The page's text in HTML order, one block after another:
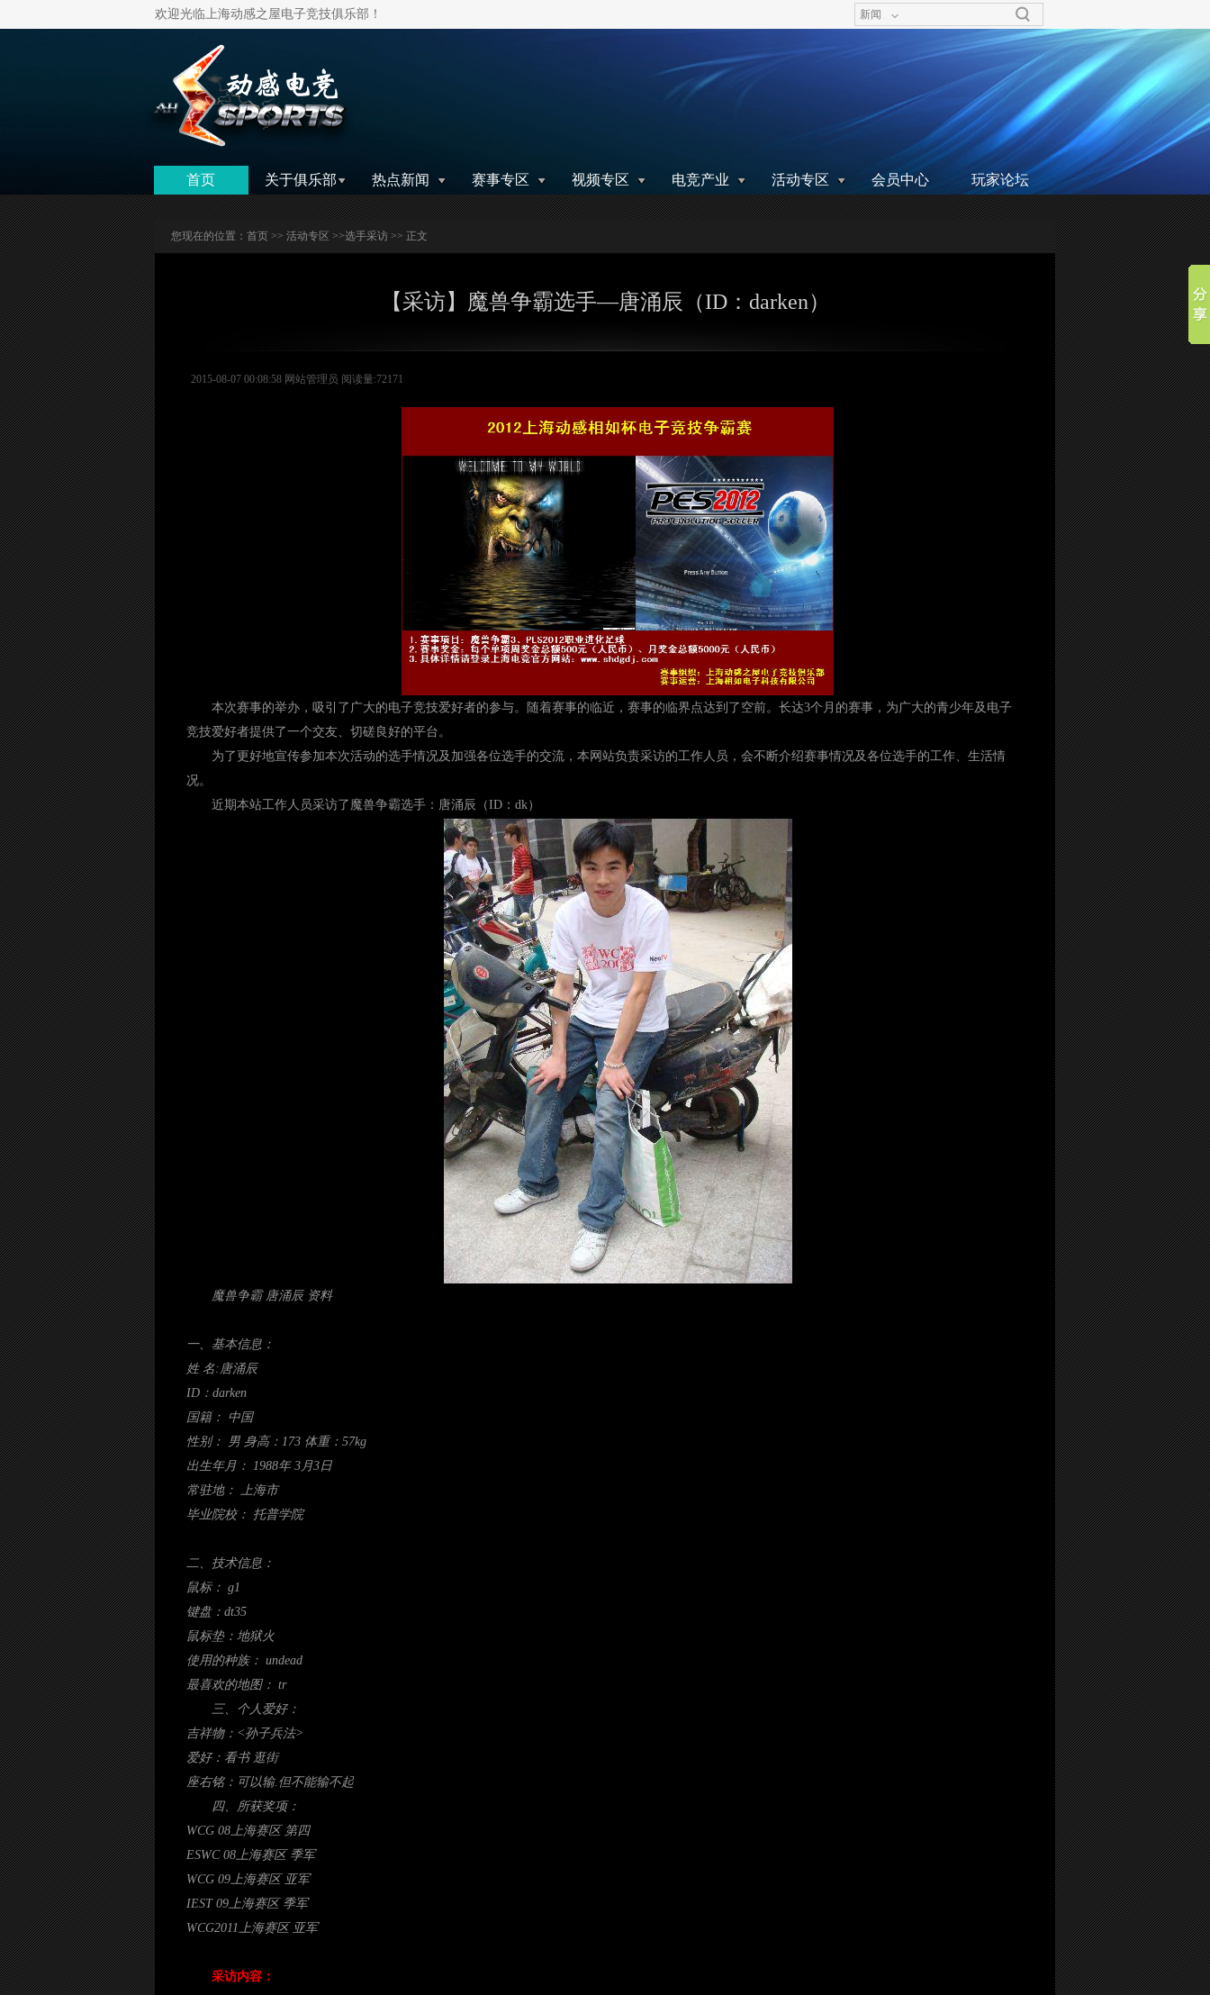
欢迎光临上海动感之屋电子竞技俱乐部！ 新闻
首页 关于俱乐部 热点新闻 赛事专区 视频专区 电竞产业 活动专区 会员中心 玩家论坛
您现在的位置： 首页 >> 活动专区 >>选手采访 >> 正文
【采访】魔兽争霸选手—唐涌辰（ID：darken）
2015-08-07 00:08:58 网站管理员 阅读量:72171
本次赛事的举办，吸引了广大的电子竞技爱好者的参与。随着赛事的临近，赛事的临界点达到了空前。长达3个月的赛事，为广大的青少年及电子
竞技爱好者提供了一个交友、切磋良好的平台。
为了更好地宣传参加本次活动的选手情况及加强各位选手的交流，本网站负责采访的工作人员，会不断介绍赛事情况及各位选手的工作、生活情
况。
近期本站工作人员采访了魔兽争霸选手：唐涌辰（ID：dk）
魔兽争霸 唐涌辰 资料
一、基本信息：
姓 名:唐涌辰
ID：darken
国籍： 中国
性别： 男 身高：173 体重：57kg
出生年月： 1988年 3月3日
常驻地： 上海市
毕业院校： 托普学院
二、技术信息：
鼠标： g1
键盘：dt35
鼠标垫：地狱火
使用的种族： undead
最喜欢的地图： tr
三、个人爱好：
吉祥物：<孙子兵法>
爱好：看书 逛街
座右铭：可以输.但不能输不起
四、所获奖项：
WCG 08上海赛区 第四
ESWC 08上海赛区 季军
WCG 09上海赛区 亚军
IEST 09上海赛区 季军
WCG2011上海赛区 亚军
采访内容：